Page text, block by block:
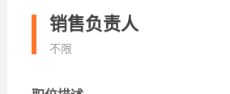
销售负责人
不限